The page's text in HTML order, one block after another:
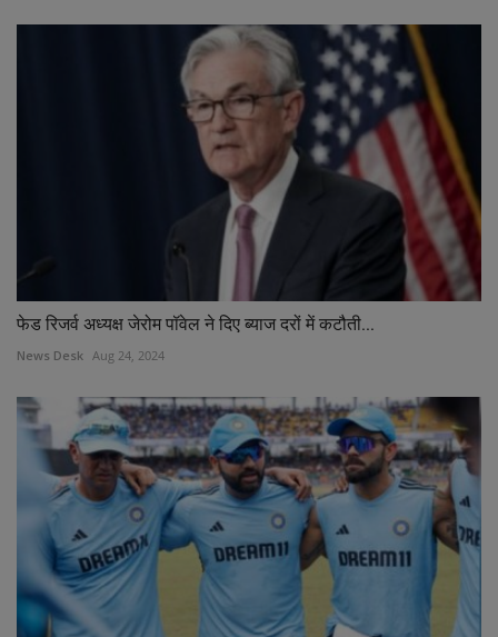
फेड रिजर्व अध्यक्ष जेरोम पॉवेल ने दिए ब्याज दरों में कटौती...
News Desk Aug 24, 2024